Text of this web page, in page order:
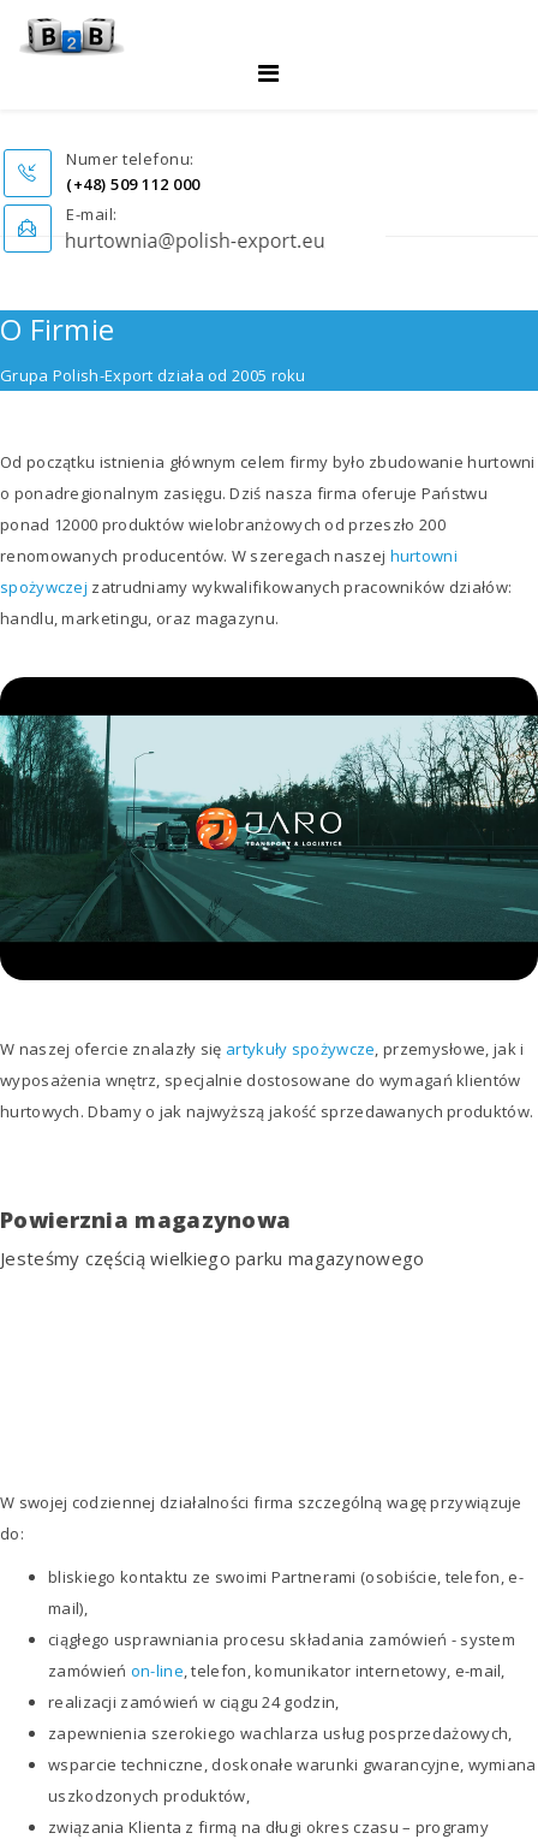
Numer telefonu:
(+48) 509 112 000
E-mail:
O Firmie
Grupa Polish-Export działa od 2005 roku
Od początku istnienia głównym celem firmy było zbudowanie hurtowni
o ponadregionalnym zasięgu. Dziś nasza firma oferuje Państwu
ponad 12000 produktów wielobranżowych od przeszło 200
renomowanych producentów. W szeregach naszej hurtowni
spożywczej zatrudniamy wykwalifikowanych pracowników działów:
handlu, marketingu, oraz magazynu.
W naszej ofercie znalazły się artykuły spożywcze, przemysłowe, jak i
wyposażenia wnętrz, specjalnie dostosowane do wymagań klientów
hurtowych. Dbamy o jak najwyższą jakość sprzedawanych produktów.
Powierznia magazynowa
Jesteśmy częścią wielkiego parku magazynowego
W swojej codziennej działalności firma szczególną wagę przywiązuje
do:
bliskiego kontaktu ze swoimi Partnerami (osobiście, telefon, e-
mail),
ciągłego usprawniania procesu składania zamówień - system
zamówień on-line, telefon, komunikator internetowy, e-mail,
realizacji zamówień w ciągu 24 godzin,
zapewnienia szerokiego wachlarza usług posprzedażowych,
wsparcie techniczne, doskonałe warunki gwarancyjne, wymiana
uszkodzonych produktów,
związania Klienta z firmą na długi okres czasu – programy